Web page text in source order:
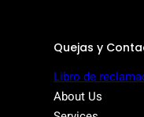
Quejas y
Libro de
About Us